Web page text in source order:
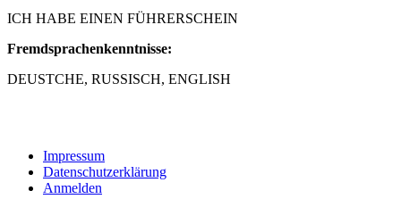
ICH HABE EINEN FÜHRERSCHEIN
Fremdsprachenkenntnisse:
DEUSTCHE, RUSSISCH, ENGLISH
Impressum
Datenschutzerklärung
Anmelden